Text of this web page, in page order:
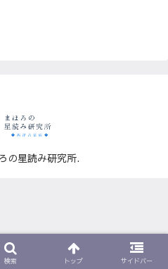
の星読み研究所.
検索 トップ サイドバー